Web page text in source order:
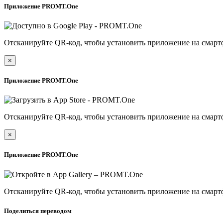
Приложение PROMT.One
Отсканируйте QR-код, чтобы установить приложение на
×
Приложение PROMT.One
Отсканируйте QR-код, чтобы установить приложение на
×
Приложение PROMT.One
Отсканируйте QR-код, чтобы установить приложение на
Поделиться переводом